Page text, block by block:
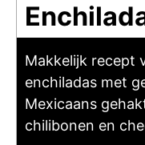
Makkelijk recept
enchiladas met
Mexicaans
chilibonen en